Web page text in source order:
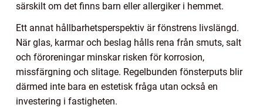
särskilt om det finns barn eller allergiker i hemmet.
Ett annat hållbarhetsperspektiv är fönstrens livslängd.
När glas, karmar och beslag hålls rena från smuts, salt
och föroreningar minskar risken för korrosion,
missfärgning och slitage. Regelbunden fönsterputs blir
därmed inte bara en estetisk fråga utan också en
investering i fastigheten.